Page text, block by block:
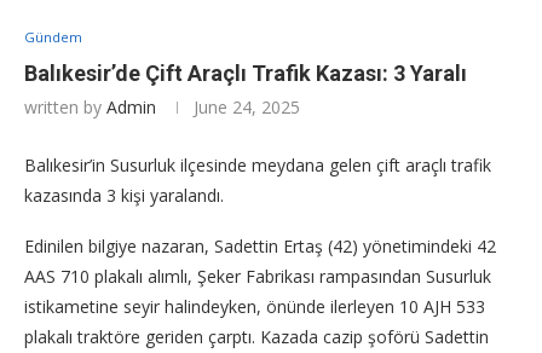
Gündem
Balıkesir’de Çift Araçlı Trafik Kazası: 3 Yaralı
written by Admin June 24, 2025
Balıkesir’in Susurluk ilçesinde meydana gelen çift araçlı trafik
kazasında 3 kişi yaralandı.
Edinilen bilgiye nazaran, Sadettin Ertaş (42) yönetimindeki 42
AAS 710 plakalı alımlı, Şeker Fabrikası rampasından Susurluk
istikametine seyir halindeyken, önünde ilerleyen 10 AJH 533
plakalı traktöre geriden çarptı. Kazada cazip şoförü Sadettin